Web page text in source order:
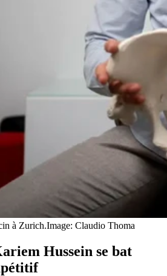
à Zurich.Image: Claudio Thoma
Hussein se bat